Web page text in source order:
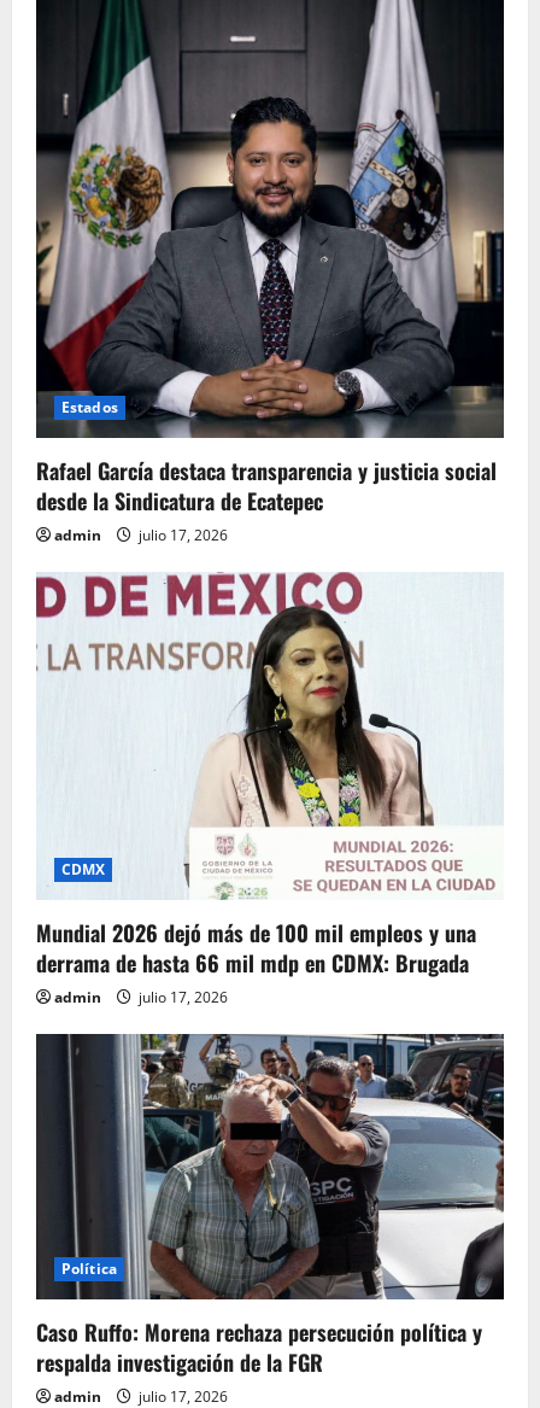
Estados
Rafael García destaca transparencia y justicia social
desde la Sindicatura de Ecatepec
admin julio 17, 2026
CDMX
Mundial 2026 dejó más de 100 mil empleos y una
derrama de hasta 66 mil mdp en CDMX: Brugada
admin julio 17, 2026
Política
Caso Ruffo: Morena rechaza persecución política y
respalda investigación de la FGR
admin julio 17, 2026